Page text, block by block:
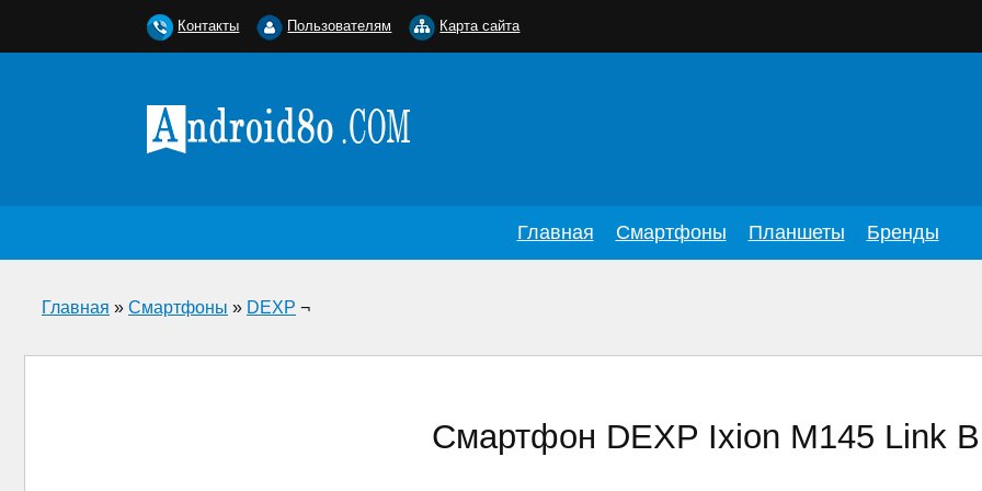
Главная Смартфоны Планшеты Бренды
Главная » Смартфоны » DEXP ¬
Смартфон DEXP Ixion M145 Link
Контакты Пользователям Карта сайта